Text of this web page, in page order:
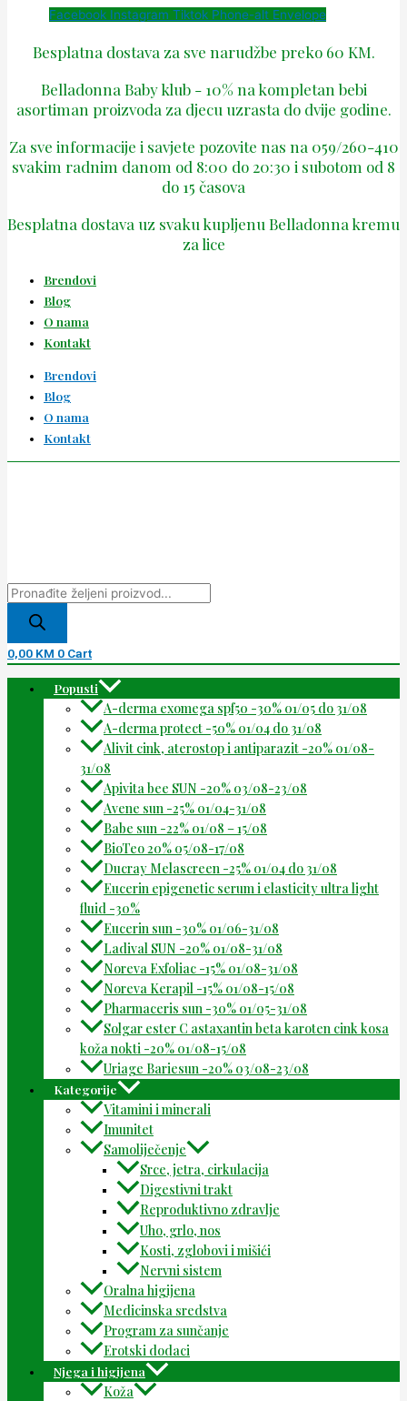
Facebook Instagram Tiktok Phone-alt Envelope
Besplatna dostava za sve narudžbe preko 60 KM.
Belladonna Baby klub - 10% na kompletan bebi
asortiman proizvoda za djecu uzrasta do dvije godine.
Za sve informacije i savjete pozovite nas na 059/260-410
svakim radnim danom od 8:00 do 20:30 i subotom od 8
do 15 časova
Besplatna dostava uz svaku kupljenu Belladonna kremu
za lice
Brendovi
Blog
O nama
Kontakt
Brendovi
Blog
O nama
Kontakt
0,00 KM 0 Cart
Popusti
A-derma exomega spf50 -30% 01/05 do 31/08
A-derma protect -50% 01/04 do 31/08
Alivit cink, aterostop i antiparazit -20% 01/08-
31/08
Apivita bee SUN -20% 03/08-23/08
Avene sun -25% 01/04-31/08
Babe sun -22% 01/08 – 15/08
BioTeo 20% 05/08-17/08
Ducray Melascreen -25% 01/04 do 31/08
Eucerin epigenetic serum i elasticity ultra light
fluid -30%
Eucerin sun -30% 01/06-31/08
Ladival SUN -20% 01/08-31/08
Noreva Exfoliac -15% 01/08-31/08
Noreva Kerapil -15% 01/08-15/08
Pharmaceris sun -30% 01/05-31/08
Solgar ester C astaxantin beta karoten cink kosa
koža nokti -20% 01/08-15/08
Uriage Bariesun -20% 03/08-23/08
Kategorije
Vitamini i minerali
Imunitet
Samoliječenje
Srce, jetra, cirkulacija
Digestivni trakt
Reproduktivno zdravlje
Uho, grlo, nos
Kosti, zglobovi i mišići
Nervni sistem
Oralna higijena
Medicinska sredstva
Program za sunčanje
Erotski dodaci
Njega i higijena
Koža